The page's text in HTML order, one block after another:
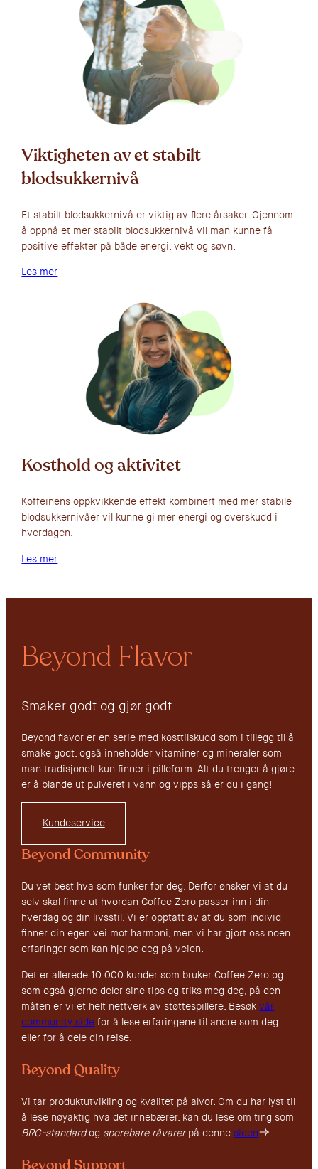
Viktigheten av et stabilt
blodsukkernivå
Et stabilt blodsukkernivå er viktig av flere årsaker. Gjennom
å oppnå et mer stabilt blodsukkernivå vil man kunne få
positive effekter på både energi, vekt og søvn.
Les mer
Kosthold og aktivitet
Koffeinens oppkvikkende effekt kombinert med mer stabile
blodsukkernivåer vil kunne gi mer energi og overskudd i
hverdagen.
Les mer
Beyond Flavor
Smaker godt og gjør godt.
Beyond flavor er en serie med kosttilskudd som i tillegg til å
smake godt, også inneholder vitaminer og mineraler som
man tradisjonelt kun finner i pilleform. Alt du trenger å gjøre
er å blande ut pulveret i vann og vipps så er du i gang!
Kundeservice
Beyond Community
Du vet best hva som funker for deg. Derfor ønsker vi at du
selv skal finne ut hvordan Coffee Zero passer inn i din
hverdag og din livsstil. Vi er opptatt av at du som individ
finner din egen vei mot harmoni, men vi har gjort oss noen
erfaringer som kan hjelpe deg på veien.
Det er allerede 10.000 kunder som bruker Coffee Zero og
som også gjerne deler sine tips og triks meg deg, på den
måten er vi et helt nettverk av støttespillere. Besøkvår
community side for å lese erfaringene til andre som deg
eller for å dele din reise.
Beyond Quality
Vi tar produktutvikling og kvalitet på alvor. Om du har lyst til
å lese nøyaktig hva det innebærer, kan du lese om ting som
BRC-standardog sporebare råvarer på dennesiden